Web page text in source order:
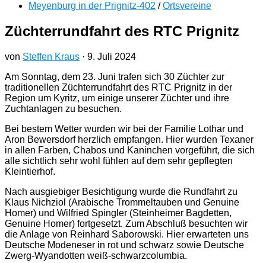
Meyenburg in der Prignitz-402 / Ortsvereine
Züchterrundfahrt des RTC Prignitz
von Steffen Kraus · 9. Juli 2024
Am Sonntag, dem 23. Juni trafen sich 30 Züchter zur
traditionellen Züchterrundfahrt des RTC Prignitz in der
Region um Kyritz, um einige unserer Züchter und ihre
Zuchtanlagen zu besuchen.
Bei bestem Wetter wurden wir bei der Familie Lothar und
Aron Bewersdorf herzlich empfangen. Hier wurden Texaner
in allen Farben, Chabos und Kaninchen vorgeführt, die sich
alle sichtlich sehr wohl fühlen auf dem sehr gepflegten
Kleintierhof.
Nach ausgiebiger Besichtigung wurde die Rundfahrt zu
Klaus Nichziol (Arabische Trommeltauben und Genuine
Homer) und Wilfried Spingler (Steinheimer Bagdetten,
Genuine Homer) fortgesetzt. Zum Abschluß besuchten wir
die Anlage von Reinhard Saborowski. Hier erwarteten uns
Deutsche Modeneser in rot und schwarz sowie Deutsche
Zwerg-Wyandotten weiß-schwarzcolumbia.